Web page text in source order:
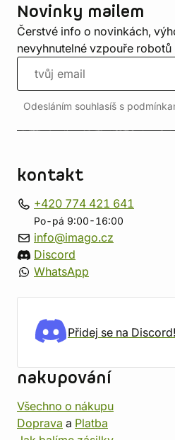
Novinky mailem
Čerstvé info o novinkách,
nevyhnutelné vzpouře robotů
Odesláním souhlasíš s
kontakt
+420 774 421 641
Po-pá 9:00-16:00
info@imago.cz
Discord
WhatsApp
Přidej se na Discord!
nakupování
Všechno o nákupu
Doprava a Platba